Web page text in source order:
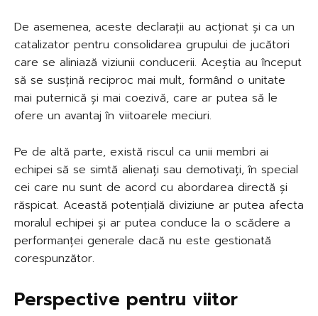
De asemenea, aceste declarații au acționat și ca un
catalizator pentru consolidarea grupului de jucători
care se aliniază viziunii conducerii. Aceștia au început
să se susțină reciproc mai mult, formând o unitate
mai puternică și mai coezivă, care ar putea să le
ofere un avantaj în viitoarele meciuri.
Pe de altă parte, există riscul ca unii membri ai
echipei să se simtă alienați sau demotivați, în special
cei care nu sunt de acord cu abordarea directă și
răspicat. Această potențială diviziune ar putea afecta
moralul echipei și ar putea conduce la o scădere a
performanței generale dacă nu este gestionată
corespunzător.
Perspective pentru viitor